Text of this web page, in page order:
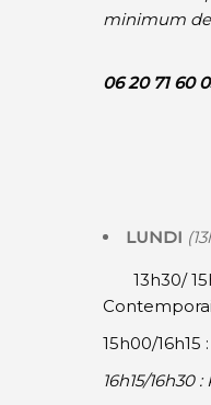
minimum
06 20 71 60
LUNDI
13h30/
15h00/16h15
16h15/16h30